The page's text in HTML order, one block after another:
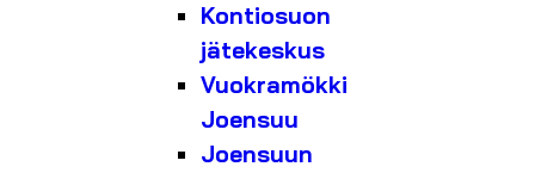
Kontiosuon
jätekeskus
Vuokramökki
Joensuu
Joensuun